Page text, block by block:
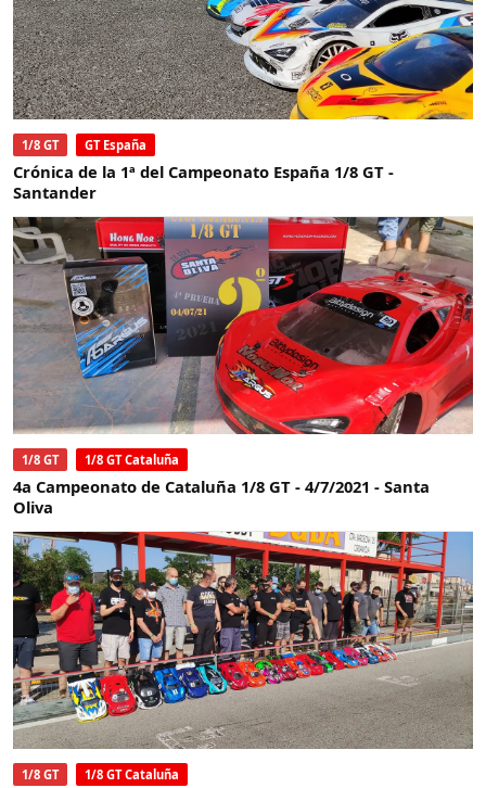
1/8 GT GT España
Crónica de la 1ª del Campeonato España 1/8 GT -
Santander
1/8 GT 1/8 GT Cataluña
4a Campeonato de Cataluña 1/8 GT - 4/7/2021 - Santa
Oliva
1/8 GT 1/8 GT Cataluña